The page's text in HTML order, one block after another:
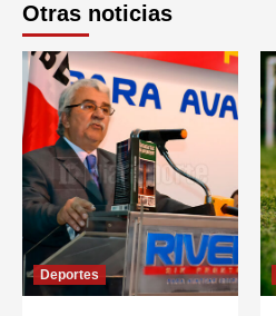
Otras noticias
Deportes